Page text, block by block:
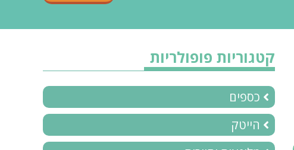
קטגוריות פופולריות
כספים
הייטק